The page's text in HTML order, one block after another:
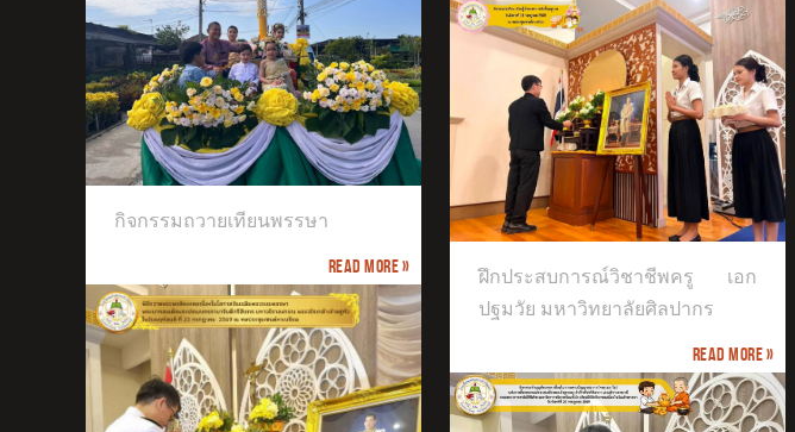
กิจกรรมถวายเทียนพรรษา
Read more »
มหาวิทยาลัยศิลปากร
ฝึกประสบการณ์วิชาชีพครู เอก
ปฐมวัย มหาวิทยาลัยศิลปากร
Read more »
จัดการประชุมผู้ปกครองนักเรียนระดับ